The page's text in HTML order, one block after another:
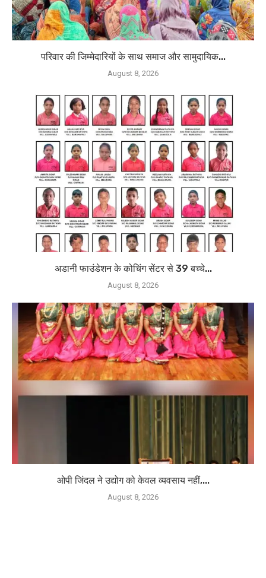
परिवार की जिम्मेदारियों के साथ समाज और सामुदायिक...
August 8, 2026
अडानी फाउंडेशन के कोचिंग सेंटर से 39 बच्चे...
August 8, 2026
ओपी जिंदल ने उद्योग को केवल व्यवसाय नहीं,...
August 8, 2026